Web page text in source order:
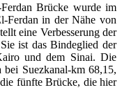
Brücke wurde im
Ferdan in der Nähe von
eine Verbesserung der
ist das Bindeglied der
und dem Sinai. Die
Suezkanal-km 68,15,
fünfte Brücke, die hier